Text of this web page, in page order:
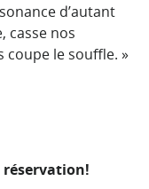
d’autant
casse nos
coupe le souffle. »
réservation!